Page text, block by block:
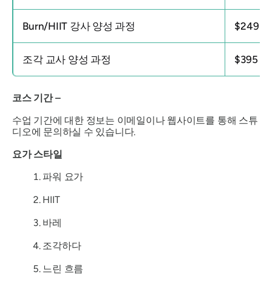
Burn/HIIT 강사 양성 과정 $249
조각 교사 양성 과정 $395
코스 기간 –
수업 기간에 대한 정보는 이메일이나 웹사이트를 통해 스튜
디오에 문의하실 수 있습니다.
요가 스타일
파워 요가
HIIT
바레
조각하다
느린 흐름